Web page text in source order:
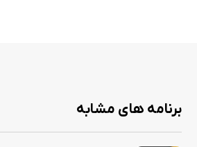
پشتیبانی از وارد کردن و خروجی گرفتن
خروجی در فرمت‌های مختلف مانند PDF و JPG
مدیریت تصاویر در قالب پوشه‌های مرتب
برنامه های مشابه